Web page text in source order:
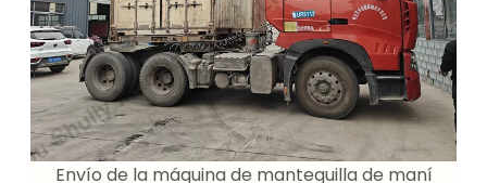
Envío de la máquina de mantequilla de maní